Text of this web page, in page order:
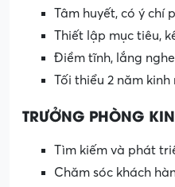
Tâm huyết, có ý chí
Thiết lập mục tiêu,
Điềm tĩnh, lắng nghe
Tối thiểu 2 năm kinh
TRƯỞNG PHÒNG
Tìm kiếm và phát
Chăm sóc khách